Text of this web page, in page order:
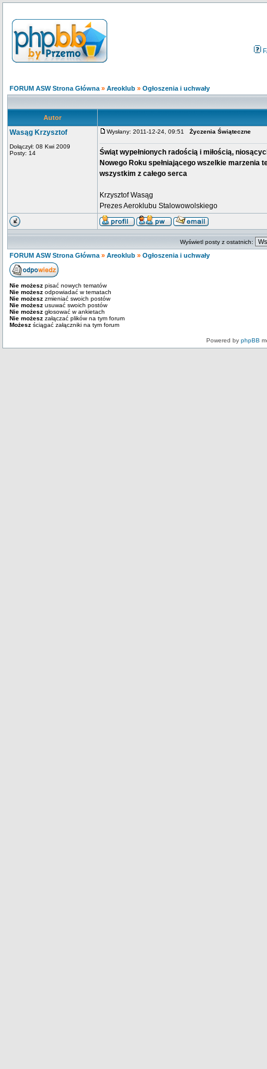
FORUM ASW Strona Główna » Areoklub » Ogłoszenia i uchwały
Autor
Wasąg Krzysztof
Dołączył: 08 Kwi 2009
Posty: 14
Wysłany: 2011-12-24, 09:51 Życzenia Świąteczne
Świąt wypełnionych radością i miłością,
Nowego Roku spełniającego wszelkie marzenia
wszystkim z całego serca
Krzysztof Wasąg
Prezes Aeroklubu Stalowowolskiego
Wyświetl posty z ostatnich:
FORUM ASW Strona Główna » Areoklub » Ogłoszenia i uchwały
Nie możesz pisać nowych tematów
Nie możesz odpowiadać w tematach
Nie możesz zmieniać swoich postów
Nie możesz usuwać swoich postów
Nie możesz głosować w ankietach
Nie możesz załączać plików na tym forum
Możesz ściągać załączniki na tym forum
Powered by phpBB